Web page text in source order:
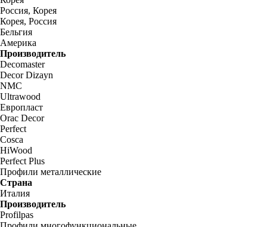
Россия, Корея
Корея, Россия
Бельгия
Америка
Производитель
Decomaster
Decor Dizayn
NMC
Ultrawood
Европласт
Orac Decor
Perfect
Cosca
HiWood
Perfect Plus
Профили металлические
Страна
Италия
Производитель
Profilpas